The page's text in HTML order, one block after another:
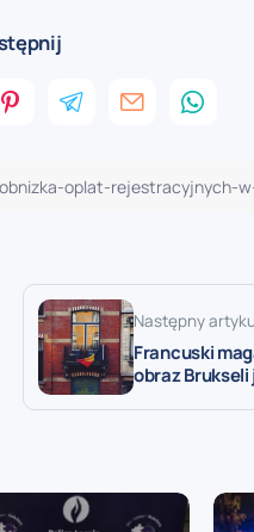
Następny
Francuski
obraz Brukseli